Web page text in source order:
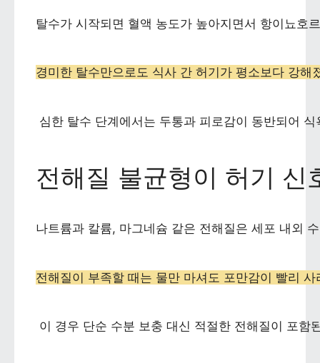
탈수가 시작되면 혈액 농도가 높아지면서 항이뇨호
경미한 탈수만으로도 식사 간 허기가 평소보다 강해
심한 탈수 단계에서는 두통과 피로감이 동반되어
전해질 불균형이 허기 신
나트륨과 칼륨, 마그네슘 같은 전해질은 세포 내외
전해질이 부족할 때는 물만 마셔도 포만감이 빨리 사
이 경우 단순 수분 보충 대신 적절한 전해질이 포